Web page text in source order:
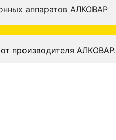
производителя АЛКОВАР.